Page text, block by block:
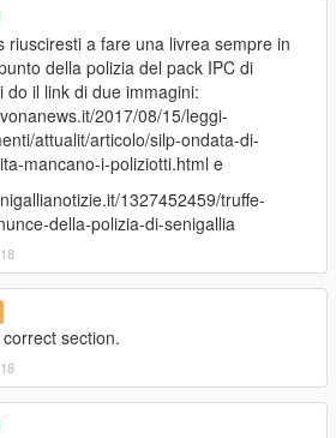
riusciresti a fare una livrea sempre in
della polizia del pack IPC di
do il link di due immagini:
2017/08/15/leggi-
attualit/articolo/silp-ondata-di-
mancano-i-poliziotti.html e
1327452459/truffe-
della-polizia-di-senigallia
section.